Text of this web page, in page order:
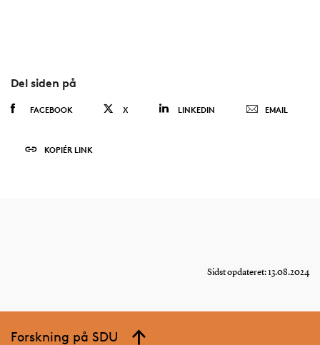
Del siden på
FACEBOOK X LINKEDIN EMAIL
KOPIÉR LINK
Sidst opdateret: 13.08.2024
Forskning på SDU